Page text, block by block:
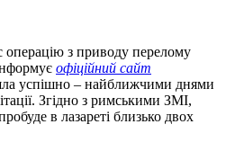
операцію з приводу перелому
офіційний сайт
успішно – найближчими днями
Згідно з римськими ЗМІ,
в лазареті близько двох